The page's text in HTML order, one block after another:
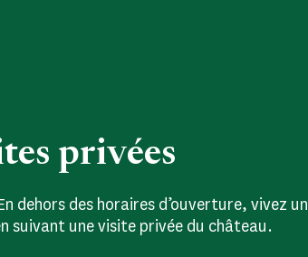
privées
dehors des horaires d’ouverture, vivez un
suivant une visite privée du château.